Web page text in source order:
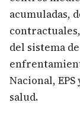
acumuladas,
del sistema
Nacional,
salud.